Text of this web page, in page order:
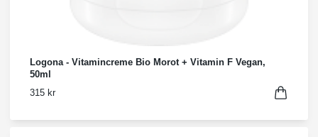
Logona - Vitamincreme Bio Morot + Vitamin F Vegan,
50ml
315 kr